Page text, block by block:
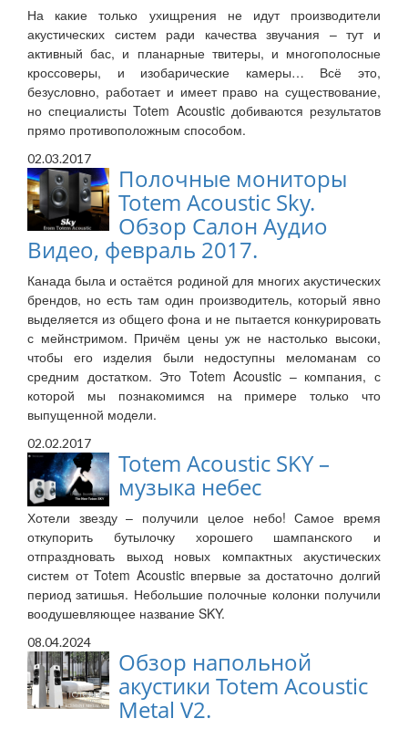
На какие только ухищрения не идут производители
акустических систем ради качества звучания – тут и
активный бас, и планарные твитеры, и многополосные
кроссоверы, и изобарические камеры… Всё это,
безусловно, работает и имеет право на существование,
но специалисты Totem Acoustic добиваются результатов
прямо противоположным способом.
02.03.2017
Полочные мониторы
Totem Acoustic Sky.
Обзор Салон Аудио
Видео, февраль 2017.
Канада была и остаётся родиной для многих акустических
брендов, но есть там один производитель, который явно
выделяется из общего фона и не пытается конкурировать
с мейнстримом. Причём цены уж не настолько высоки,
чтобы его изделия были недоступны меломанам со
средним достатком. Это Totem Acoustic – компания, с
которой мы познакомимся на примере только что
выпущенной модели.
02.02.2017
Totem Acoustic SKY –
музыка небес
Хотели звезду – получили целое небо! Самое время
откупорить бутылочку хорошего шампанского и
отпраздновать выход новых компактных акустических
систем от Totem Acoustic впервые за достаточно долгий
период затишья. Небольшие полочные колонки получили
воодушевляющее название SKY.
08.04.2024
Обзор напольной
акустики Totem Acoustic
Metal V2.